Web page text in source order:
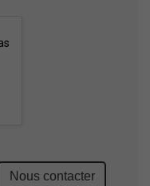
Nous contacter